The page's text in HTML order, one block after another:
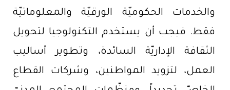
والخدمات الحكوميّة الورقيّة والمعلوماتيّة
فقط. فيجب أن يستخدم التكنولوجيا لتحويل
الثقافة الإداريّة السائدة، وتطوير أساليب
العمل، لتزويد المواطنين، وشركات القطاع